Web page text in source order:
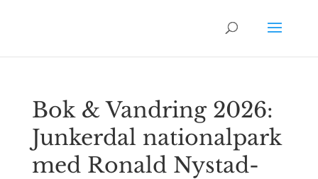
Bok & Vandring 2026:
Junkerdal nationalpark
med Ronald Nystad-